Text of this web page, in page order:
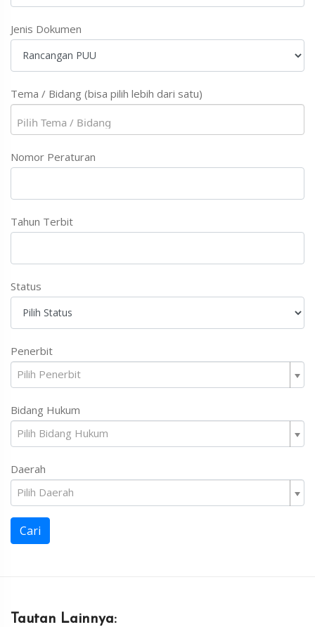
Jenis Dokumen
Tema / Bidang (bisa pilih lebih dari satu)
Nomor Peraturan
Tahun Terbit
Status
Penerbit
Pilih Penerbit
Bidang Hukum
Pilih Bidang Hukum
Daerah
Pilih Daerah
Cari
Tautan Lainnya: